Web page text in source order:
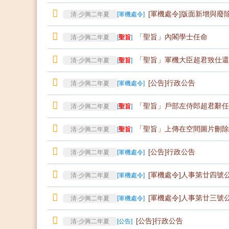
清·少興二年夏 [軍機處令] [軍機處令]版面新增與廢
清·少興二年夏 [聖旨] 「聖旨」內閣學士任命
清·少興二年夏 [聖旨] 「聖旨」軍機大臣超君致仕
清·少興二年夏 [軍機處令] [公告]行政公告
清·少興二年夏 [聖旨] 「聖旨」戶部左侍郎超君辭任
清·少興二年夏 [聖旨] 「聖旨」上傳在空間圖片刪
清·少興二年夏 [軍機處令] [公告]行政公告
清·少興二年夏 [軍機處令] [軍機處令]人事第廿四號
清·少興二年夏 [軍機處令] [軍機處令]人事第廿三號
清·少興二年夏 [公告] [公告]行政公告